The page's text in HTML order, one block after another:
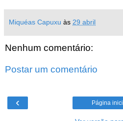
Miquéas Capuxu às 29 abril
Nenhum comentário:
Postar um comentário
‹ Página